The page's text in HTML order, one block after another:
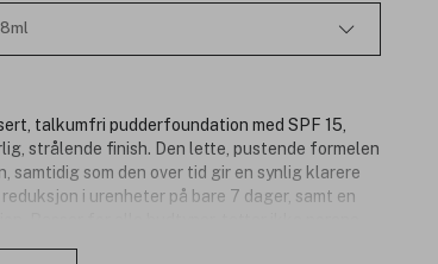
talkumfri pudderfoundation med SPF 15,
strålende finish. Den lette, pustende formelen
som den over tid gir en synlig klarere
i urenheter på bare 7 dager, samt en